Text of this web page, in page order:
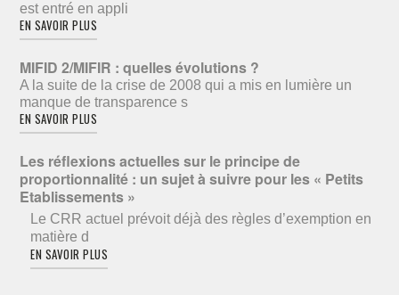
est entré en appli
EN SAVOIR PLUS
MIFID 2/MIFIR : quelles évolutions ?
A la suite de la crise de 2008 qui a mis en lumière un
manque de transparence s
EN SAVOIR PLUS
Les réflexions actuelles sur le principe de
proportionnalité : un sujet à suivre pour les « Petits
Etablissements »
Le CRR actuel prévoit déjà des règles d’exemption en
matière d
EN SAVOIR PLUS